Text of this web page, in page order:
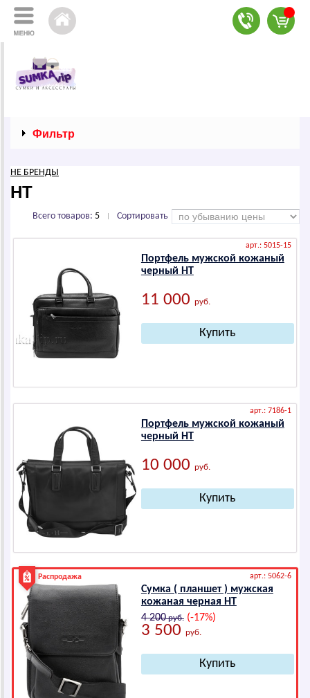
Фильтр
НЕ БРЕНДЫ
HT
Всего товаров: 5 Сортировать
арт.: 5015-15
Портфель мужской кожаный
черный HТ
11 000 руб.
арт.: 7186-1
Портфель мужской кожаный
черный HТ
10 000 руб.
Распродажа арт.: 5062-6
Сумка ( планшет ) мужская
кожаная черная HТ
4 200руб.(-17%)
3 500 руб.